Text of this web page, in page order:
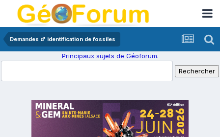
Demandes d' identification de fossiles
Principaux sujets de Géoforum.